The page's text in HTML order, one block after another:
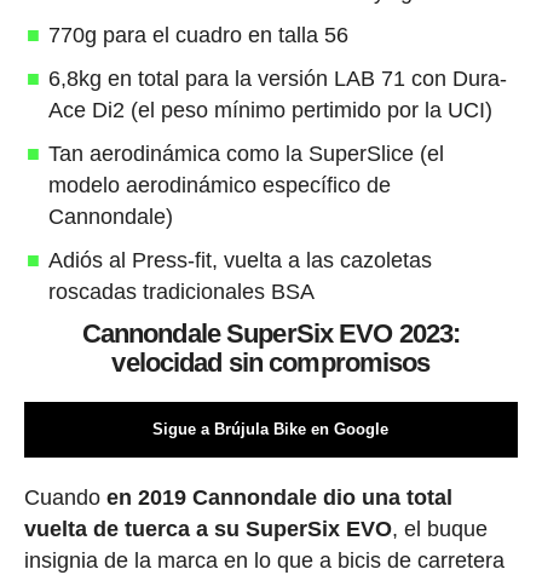
770g para el cuadro en talla 56
6,8kg en total para la versión LAB 71 con Dura-
Ace Di2 (el peso mínimo pertimido por la UCI)
Tan aerodinámica como la SuperSlice (el
modelo aerodinámico específico de
Cannondale)
Adiós al Press-fit, vuelta a las cazoletas
roscadas tradicionales BSA
Cannondale SuperSix EVO 2023:
velocidad sin compromisos
Sigue a Brújula Bike en Google
Cuando en 2019 Cannondale dio una total
vuelta de tuerca a su SuperSix EVO, el buque
insignia de la marca en lo que a bicis de carretera